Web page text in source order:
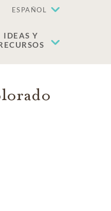
ESPAÑOL
IDEAS Y